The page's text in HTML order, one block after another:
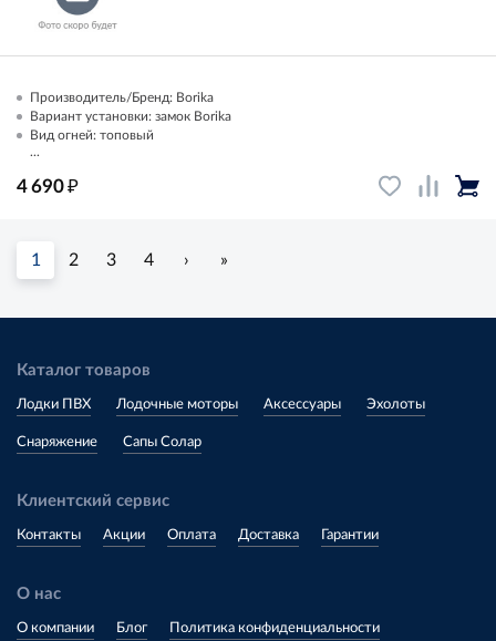
Производитель/Бренд: Borika
Вариант установки: замок Borika
Вид огней: топовый
...
4 690₽
1 2 3 4 › »
Каталог товаров
Лодки ПВХ Лодочные моторы Аксессуары Эхолоты
Снаряжение Сапы Солар
Клиентский сервис
Контакты Акции Оплата Доставка Гарантии
О нас
О компании Блог Политика конфиденциальности